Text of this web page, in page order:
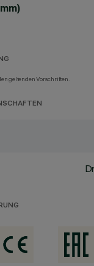
geltenden Vorschriften.